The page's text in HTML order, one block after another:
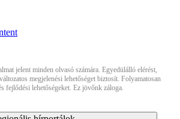
jelent minden olvasó számára. Egyedülálló elérést,
megjelenési lehetőséget biztosít. Folyamatosan
fejlődési lehetőségeket. Ez jövőnk záloga.